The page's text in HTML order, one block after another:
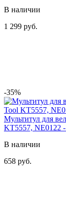
В наличии
1 299 руб.
-35%
Мультитул для
KT5557, NE0122
В наличии
658 руб.